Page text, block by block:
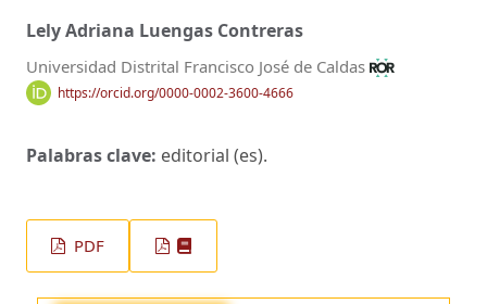
Lely Adriana Luengas Contreras
Universidad Distrital Francisco José de Caldas
https://orcid.org/0000-0002-3600-4666
Palabras clave: editorial (es).
PDF